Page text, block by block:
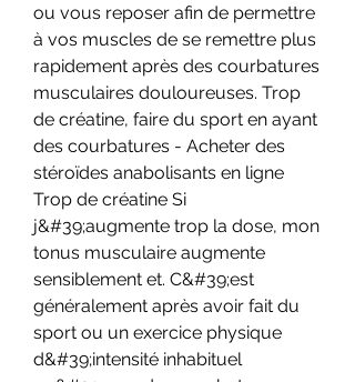
ou vous reposer afin de permettre
à vos muscles de se remettre plus
rapidement après des courbatures
musculaires douloureuses. Trop
de créatine, faire du sport en ayant
des courbatures - Acheter des
stéroïdes anabolisants en ligne
Trop de créatine Si
j&#39;augmente trop la dose, mon
tonus musculaire augmente
sensiblement et. C&#39;est
généralement après avoir fait du
sport ou un exercice physique
d&#39;intensité inhabituel